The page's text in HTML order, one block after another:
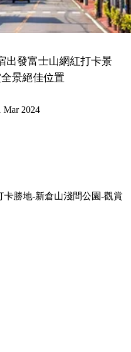
出發富士山網紅打卡景
景絕佳位置
Mar 2024
勝地-新倉山淺間公園-觀賞